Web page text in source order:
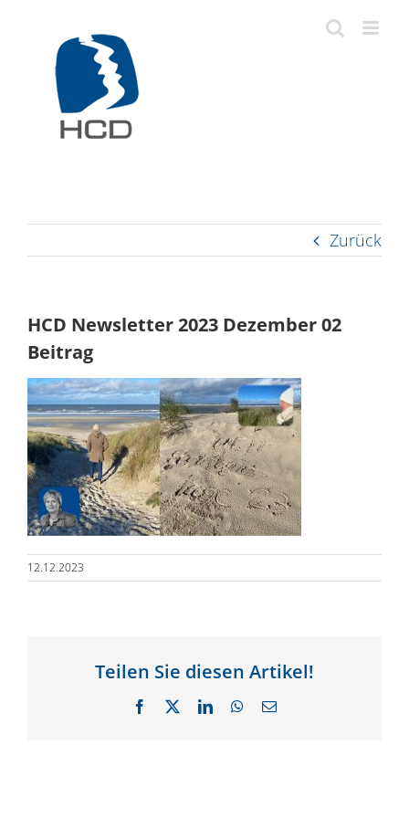
springen
Zurück
HCD Newsletter 2023 Dezember 02
Beitrag
12.12.2023
Teilen Sie diesen Artikel!
Facebook LinkedInWhatsApp
E-